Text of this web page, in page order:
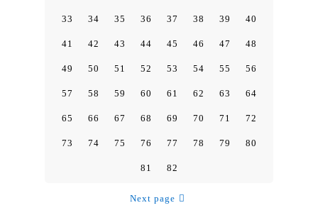
33 34 35 36 37 38 39 40
41 42 43 44 45 46 47 48
49 50 51 52 53 54 55 56
57 58 59 60 61 62 63 64
65 66 67 68 69 70 71 72
73 74 75 76 77 78 79 80
81 82
Next page